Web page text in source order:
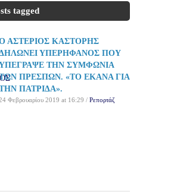
tagged
ΑΣΤΕΡΙΟΣ ΚΑΣΤΟΡΗΣ
ΥΠΕΡΗΦΑΝΟΣ ΠΟΥ
ΤΗΝ ΣΥΜΦΩΝΙΑ
ΠΡΕΣΠΩΝ. «ΤΟ ΕΚΑΝΑ ΓΙΑ
ΠΑΤΡΙΔΑ».
Φεβρουαρίου 2019 at 16:29 / Ρεπορτάζ